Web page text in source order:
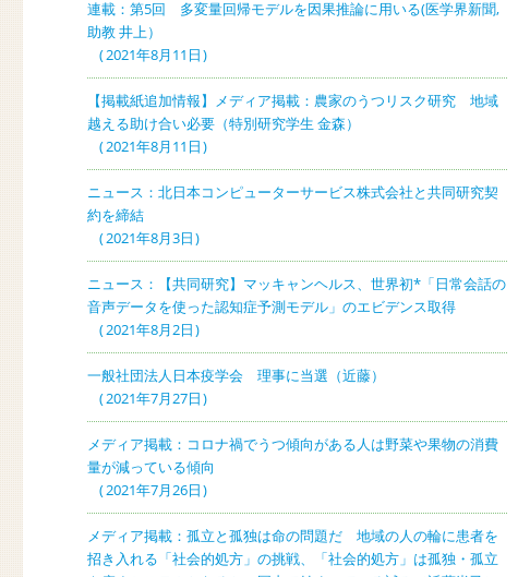
連載：第5回 多変量回帰モデルを因果推論に用いる(医学界新聞,
助教 井上）
2021年8月11日
【掲載紙追加情報】メディア掲載：農家のうつリスク研究 地域
越える助け合い必要（特別研究学生 金森）
2021年8月11日
ニュース：北日本コンピューターサービス株式会社と共同研究契
約を締結
2021年8月3日
ニュース：【共同研究】マッキャンヘルス、世界初*「日常会話の
音声データを使った認知症予測モデル」のエビデンス取得
2021年8月2日
一般社団法人日本疫学会 理事に当選（近藤）
2021年7月27日
メディア掲載：コロナ禍でうつ傾向がある人は野菜や果物の消費
量が減っている傾向
2021年7月26日
メディア掲載：孤立と孤独は命の問題だ 地域の人の輪に患者を
招き入れる「社会的処方」の挑戦、「社会的処方」は孤独・孤立